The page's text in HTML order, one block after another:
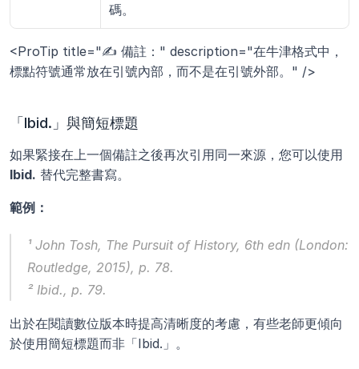
碼。
<ProTip title="✍️ 備註：" description="在牛津格式中，
標點符號通常放在引號內部，而不是在引號外部。" />
「Ibid.」與簡短標題
Ibid. 替代完整書寫。
範例：
¹ John Tosh, The Pursuit of History, 6th edn (London:
Routledge, 2015), p. 78.
² Ibid., p. 79.
出於在閱讀數位版本時提高清晰度的考慮，有些老師更傾向
於使用簡短標題而非「Ibid.」。